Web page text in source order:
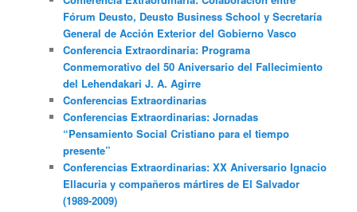
Fórum Deusto, Deusto Business School y Secretaría
General de Acción Exterior del Gobierno Vasco
Conferencia Extraordinaria: Programa
Conmemorativo del 50 Aniversario del Fallecimiento
del Lehendakari J. A. Agirre
Conferencias Extraordinarias
Conferencias Extraordinarias: Jornadas
“Pensamiento Social Cristiano para el tiempo
presente”
Conferencias Extraordinarias: XX Aniversario Ignacio
Ellacuria y compañeros mártires de El Salvador
(1989-2009)